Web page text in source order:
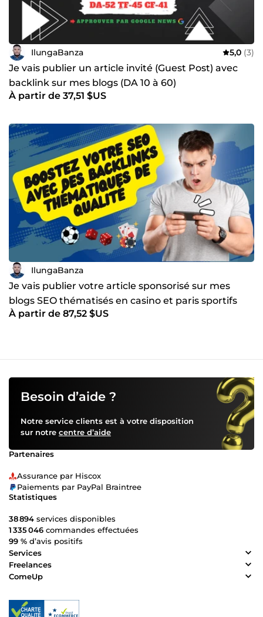
IlungaBanza 5,0 (3)
Je vais publier un article invité (Guest Post) avec
backlink sur mes blogs (DA 10 à 60)
À partir de 37,51 $US
IlungaBanza
Je vais publier votre article sponsorisé sur mes
blogs SEO thématisés en casino et paris sportifs
À partir de 87,52 $US
Besoin d’aide ?
Notre service clients est à votre disposition
sur notre centre d’aide
Partenaires
Assurance par Hiscox
Paiements par PayPal Braintree
Statistiques
38 894 services disponibles
1 335 046 commandes effectuées
99 % d’avis positifs
Services
Freelances
ComeUp